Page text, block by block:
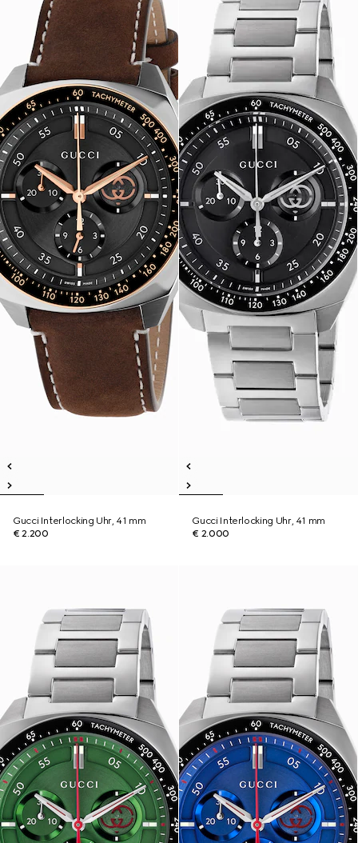
Gucci Interlocking Uhr, 41 mm
€ 2.200
Gucci Interlocking Uhr, 41 mm
€ 2.000